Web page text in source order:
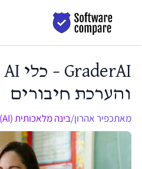
והערכת חיבורים
מאתכפיר אהרון/בינה מלאכותית (AI)